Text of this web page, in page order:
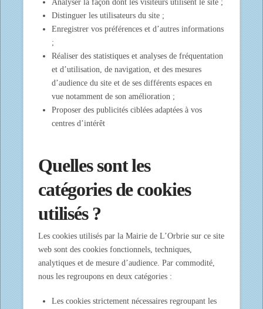
Analyser la façon dont les visiteurs utilisent le site ;
Distinguer les utilisateurs du site ;
Enregistrer vos préférences et d’autres informations
;
Réaliser des statistiques et analyses de fréquentation
et d’utilisation, de navigation, et des mesures
d’audience du site et de ses différents espaces en
vue notamment de son amélioration ;
Proposer des publicités ciblées adaptées à vos
centres d’intérêt
Quelles sont les
catégories de cookies
utilisés ?
Les cookies utilisés par la Mairie de L’Orbrie sur ce site
web sont des cookies fonctionnels, techniques,
analytiques et de mesure d’audience. Par commodité,
nous les regroupons en deux catégories :
Les cookies strictement nécessaires regroupant les